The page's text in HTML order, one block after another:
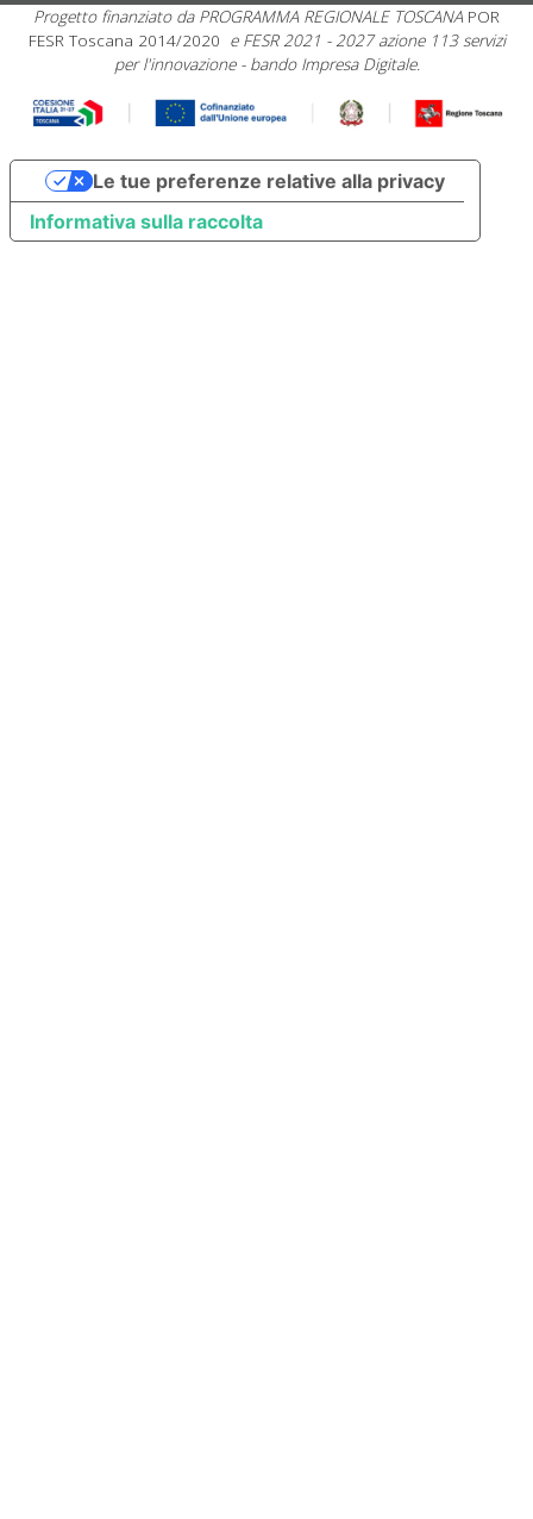
Progetto finanziato da PROGRAMMA REGIONALE TOSCANA POR
FESR Toscana 2014/2020 e FESR 2021 - 2027 azione 113 servizi
per l'innovazione - bando Impresa Digitale.
Informativa sulla raccolta
Le tue preferenze relative alla privacy